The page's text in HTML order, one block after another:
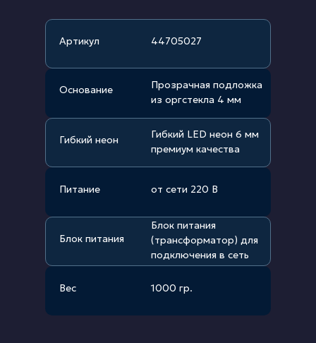
Артикул 44705027
Прозрачная подложка
из оргстекла 4 мм
Гибкий LED неон 6 мм
премиум качества
от сети 220 В
Блок питания
(трансформатор) для
подключения в сеть
1000 гр.
Основание
Гибкий неон
Питание
Блок питания
Вес